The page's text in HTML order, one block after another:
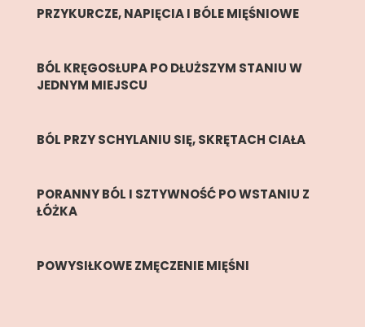
PRZYKURCZE, NAPIĘCIA I BÓLE MIĘŚNIOWE
BÓL KRĘGOSŁUPA PO DŁUŻSZYM STANIU W
JEDNYM MIEJSCU
BÓL PRZY SCHYLANIU SIĘ, SKRĘTACH CIAŁA
PORANNY BÓL I SZTYWNOŚĆ PO WSTANIU Z
ŁÓŻKA
POWYSIŁKOWE ZMĘCZENIE MIĘŚNI